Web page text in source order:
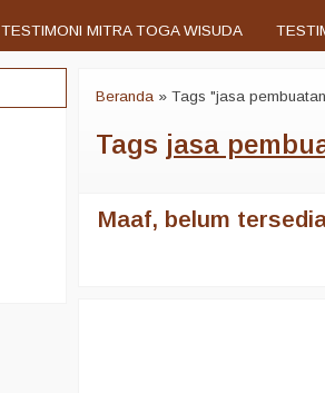
TESTIMONI MITRA TOGA WISUDA
Beranda »Tags "jasa
Tags jasa
Maaf, belum